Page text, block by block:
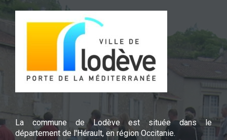
La commune de Lodève est située dans le
département de l'Hérault, en région Occitanie.